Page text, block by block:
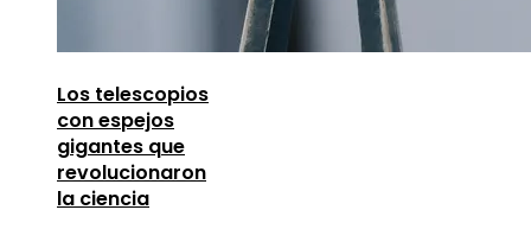
Los telescopios
con espejos
gigantes que
revolucionaron
la ciencia